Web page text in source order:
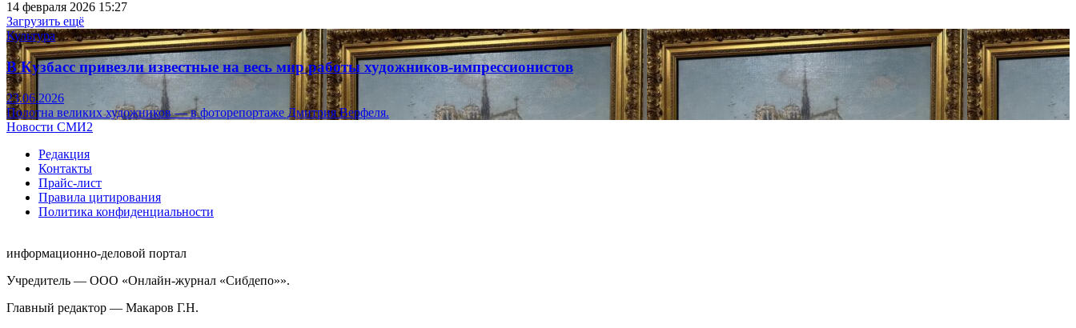
14 февраля 2026 15:27
Загрузить ещё
Культура
В Кузбасс привезли известные на весь мир работы художников-импрессионистов
23.06.2026
Полотна великих художников — в фоторепортаже Дмитрия Верфеля.
Новости СМИ2
Редакция
Контакты
Прайс-лист
Правила цитирования
Политика конфиденциальности
информационно-деловой портал
Учредитель — ООО «Онлайн-журнал «Сибдепо»».
Главный редактор — Макаров Г.Н.